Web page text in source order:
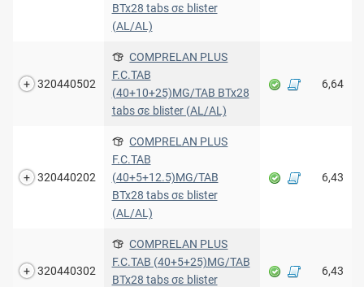
BTx28 tabs σε blister
(AL/AL)
320440502
COMPRELAN PLUS
F.C.TAB
(40+10+25)MG/TAB BTx28
tabs σε blister (AL/AL)
6,64
320440202
COMPRELAN PLUS
F.C.TAB
(40+5+12.5)MG/TAB
BTx28 tabs σε blister
(AL/AL)
6,43
320440302
COMPRELAN PLUS
F.C.TAB (40+5+25)MG/TAB
BTx28 tabs σε blister
6,43